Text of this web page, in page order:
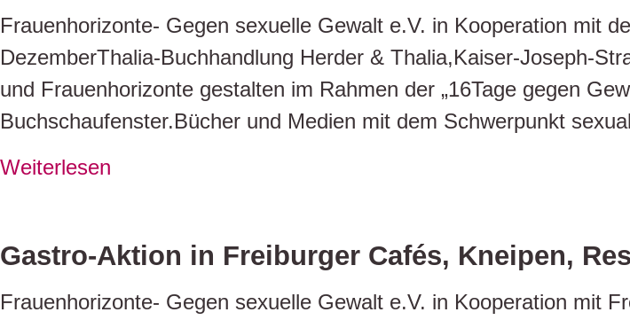
Frauenhorizonte- Gegen sexuelle Gewalt e.V. in Kooperation mit
DezemberThalia-Buchhandlung Herder & Thalia,Kaiser-Joseph-
und Frauenhorizonte gestalten im Rahmen der „16Tage gegen
Buchschaufenster.Bücher und Medien mit dem Schwerpunkt
Weiterlesen
Gastro-Aktion in Freiburger Cafés, Kneipen,
Frauenhorizonte- Gegen sexuelle Gewalt e.V. in Kooperation mit